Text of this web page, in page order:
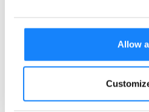
Allow
specifici del